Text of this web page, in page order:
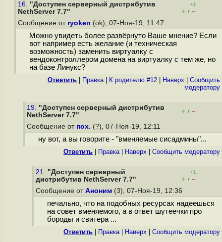
16. "Доступен серверный дистрибутив
NethServer 7.7"
+1
+ / –
Сообщение от ryoken (ok), 07-Ноя-19, 11:47
Можно увидеть более развёрнуто Ваше мнение? Если
вот например есть желание (и техническая
возможность) заменить виртуалку с
вендоконтроллером домена на виртуалку с тем же, но
на базе Линукс?
Ответить Правка| К родителю #12 Наверх
Cообщить
модератору
19. "Доступен серверный дистрибутив
NethServer 7.7"
+ / –
Сообщение от пох. (?), 07-Ноя-19, 12:11
ну вот, а вы говорите - "вменяемые сисадмины"...
Ответить Правка| Наверх Cообщить модератору
21. "Доступен серверный
дистрибутив NethServer 7.7"
+1
+ / –
Сообщение от Аноним (3), 07-Ноя-19, 12:36
печально, что на подобных ресурсах надеешься
на совет вменяемого, а в ответ шутеечки про
бороды и свитера ...
Ответить Правка| Наверх Cообщить модератору